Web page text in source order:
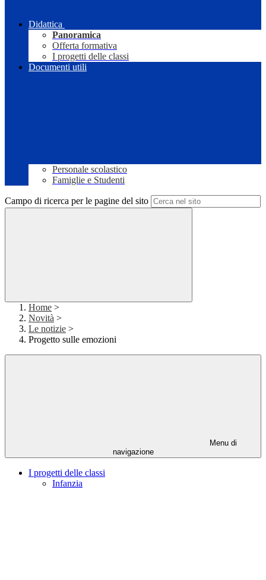
Didattica
Panoramica
Offerta formativa
I progetti delle classi
Documenti utili
Personale scolastico
Famiglie e Studenti
Campo di ricerca per le pagine del sito
Home >
Novità >
Le notizie >
Progetto sulle emozioni
Menu di
navigazione
I progetti delle classi
Infanzia